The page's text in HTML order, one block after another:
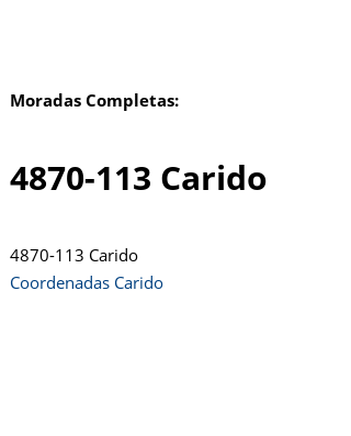
Moradas Completas:
4870-113 Carido
4870-113 Carido
Coordenadas Carido